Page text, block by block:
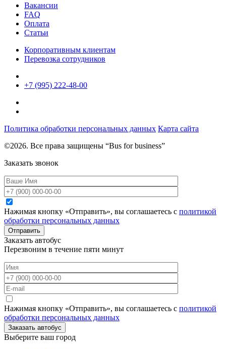
Вакансии
FAQ
Оплата
Статьи
Корпоративным клиентам
Перевозка сотрудников
+7 (995) 222-48-00
Политика обработки персональных данных Карта сайта
©2026. Все права защищены “Bus for business”
Заказать звонок
Нажимая кнопку «Отправить», вы соглашаетесь с политикой
обработки персональных данных
Отправить
Заказать автобус
Перезвоним в течение пяти минут
Нажимая кнопку «Отправить», вы соглашаетесь с политикой
обработки персональных данных
Заказать автобус
Выберите ваш город